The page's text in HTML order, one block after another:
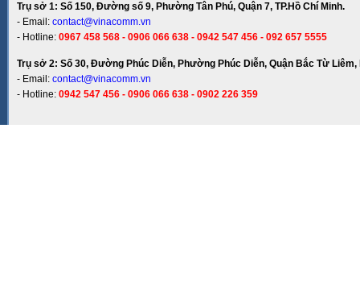
Trụ sở 1: Số 150, Đường số 9, Phường Tân Phú, Quận 7, TP.Hồ Chí Minh.
- Email: contact@vinacomm.vn
- Hotline: 0967 458 568 - 0906 066 638 - 0942 547 456 - 092 657 5555
Trụ sở 2: Số 30, Đường Phúc Diễn, Phường Phúc Diễn, Quận Bắc Từ Liêm,
- Email: contact@vinacomm.vn
- Hotline: 0942 547 456 - 0906 066 638 - 0902 226 359